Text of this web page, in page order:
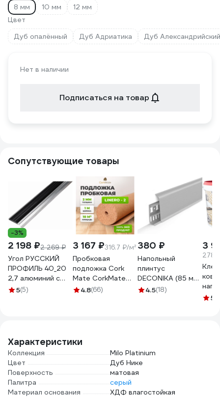
8 мм
10 мм
12 мм
Цвет
Дуб oпaлённый
Дуб Адриатика Дуб Александрийский
Нет в наличии
Подписаться на товар
Сопутствующие товары
-3%
2 198 ₽2 269 ₽
Угол РУССКИЙ
ПРОФИЛЬ 40_20
2,7 алюминий с
резиновой
5(5)
3 167 ₽316.7 ₽/м²
Пробковая
подложка Cork
Mate CorkMate
Linero CR.2, 10 м2,
4.8(66)
380 ₽
Напольный
плинтус
DECONIKA (85 мм;
2,2 м; 002
4.5(18)
3
5
Характеристики
Коллекция
Milo Platinium
Цвет
Дуб Нике
Поверхность
матовая
Палитра
серый
Материал основания
ХДФ влагостойкая